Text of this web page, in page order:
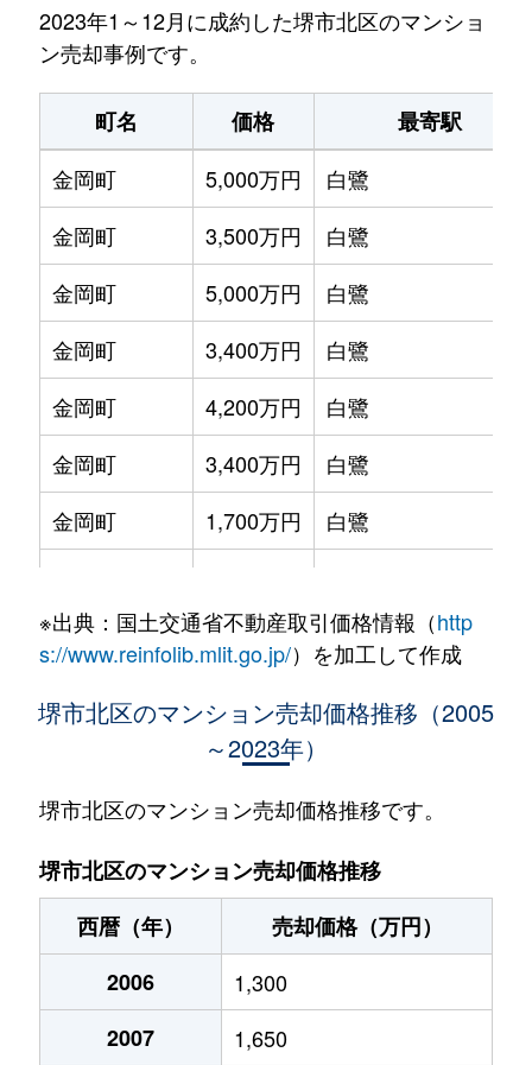
2023年1～12月に成約した堺市北区のマンショ
ン売却事例です。
町名 価格
最寄駅
金岡町
5,000万円
白鷺
金岡町
3,500万円
白鷺
金岡町
5,000万円
白鷺
金岡町
3,400万円
白鷺
金岡町
4,200万円
白鷺
金岡町
3,400万円
白鷺
金岡町
1,700万円
白鷺
金岡町
3,800万円
白鷺
1,300万円
金岡町
2,200万円
新金岡
金岡町
3,600万円
なかもず(大阪メトロ)
北花田町
2,900万円
北花田
北花田町
2,500万円
北花田町
3,800万円
※出典：国土交通省不動産取引価格情報（http
s://www.reinfolib.mlit.go.jp/）を加工して作成
堺市北区のマンション売却価格推移（2005
～2023年）
堺市北区のマンション売却価格推移です。
堺市北区のマンション売却価格推移
西暦（年）
売却価格（万円）
2006
1,300
2007
1,650